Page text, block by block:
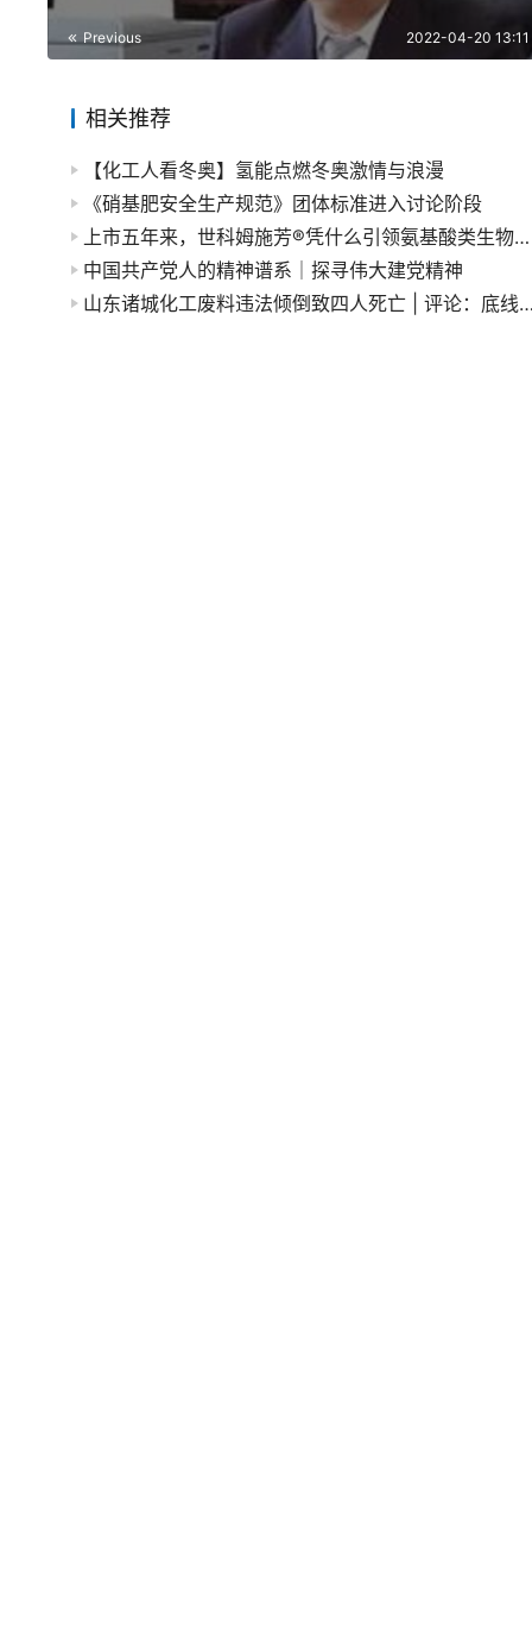
Previous 2022-04-20 13:11
相关推荐
【化工人看冬奥】氢能点燃冬奥激情与浪漫
《硝基肥安全生产规范》团体标准进入讨论阶段
上市五年来，世科姆施芳®凭什么引领氨基酸类生物刺激素发展？
中国共产党人的精神谱系｜探寻伟大建党精神
山东诸城化工废料违法倾倒致四人